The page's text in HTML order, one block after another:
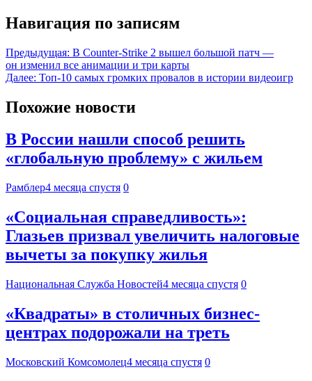
Навигация по записям
Предыдущая: В Counter-Strike 2 вышел большой патч —
он изменил все анимации и три карты
Далее: Топ-10 самых громких провалов в истории видеоигр
Похожие новости
В России нашли способ решить
«глобальную проблему» с жильем
Рамблер4 месяца спустя 0
«Социальная справедливость»:
Глазьев призвал увеличить налоговые
вычеты за покупку жилья
Национальная Служба Новостей4 месяца спустя 0
«Квадраты» в столичных бизнес-
центрах подорожали на треть
Московский Комсомолец4 месяца спустя 0